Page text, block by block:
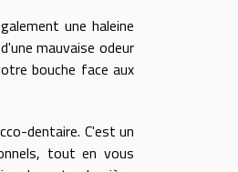
une haleine
mauvaise odeur
bouche face aux
dentaire. C'est un
tout en vous